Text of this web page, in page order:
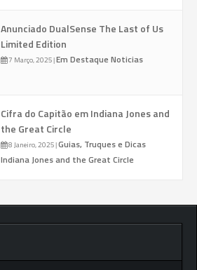
Anunciado DualSense The Last of Us
Limited Edition
7 Março, 2025|Em Destaque Noticias
Cifra do Capitão em Indiana Jones and
the Great Circle
8 Janeiro, 2025|Guias, Truques e Dicas
Indiana Jones and the Great Circle